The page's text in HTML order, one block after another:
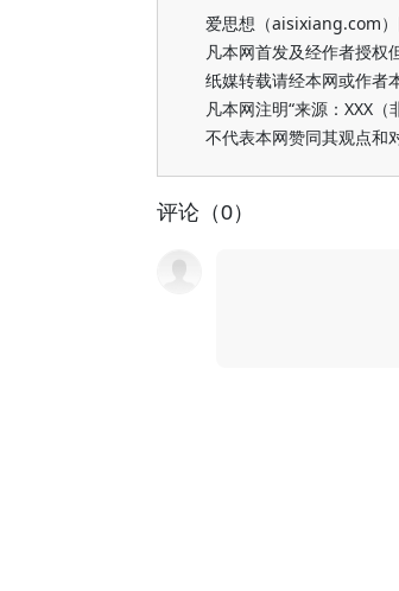
爱思想（aisixiang.com）
凡本网首发及经作者授权
纸媒转载请经本网或作者
凡本网注明“来源：XXX
不代表本网赞同其观点和
评论（0）